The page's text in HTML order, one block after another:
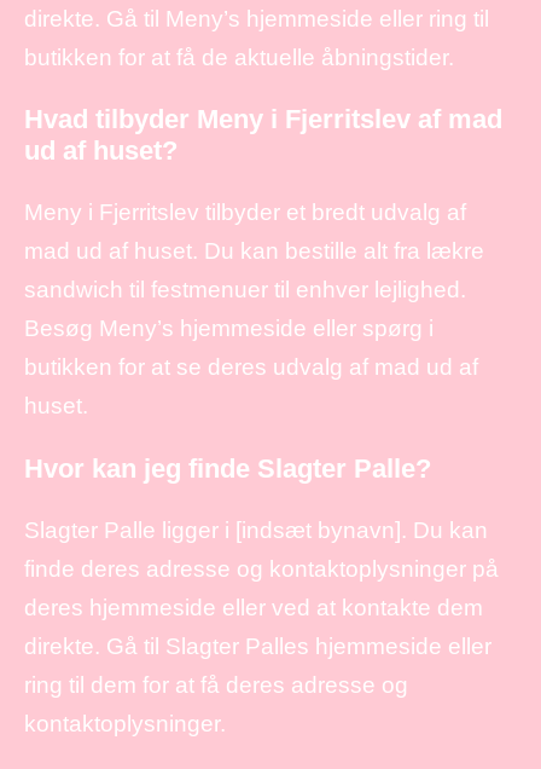
direkte. Gå til Meny’s hjemmeside eller ring til
butikken for at få de aktuelle åbningstider.
Hvad tilbyder Meny i Fjerritslev af mad
ud af huset?
Meny i Fjerritslev tilbyder et bredt udvalg af
mad ud af huset. Du kan bestille alt fra lækre
sandwich til festmenuer til enhver lejlighed.
Besøg Meny’s hjemmeside eller spørg i
butikken for at se deres udvalg af mad ud af
huset.
Hvor kan jeg finde Slagter Palle?
Slagter Palle ligger i [indsæt bynavn]. Du kan
finde deres adresse og kontaktoplysninger på
deres hjemmeside eller ved at kontakte dem
direkte. Gå til Slagter Palles hjemmeside eller
ring til dem for at få deres adresse og
kontaktoplysninger.